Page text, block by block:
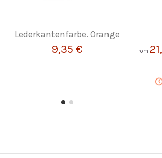
Lederkantenfarbe. Orange
9,35 € From